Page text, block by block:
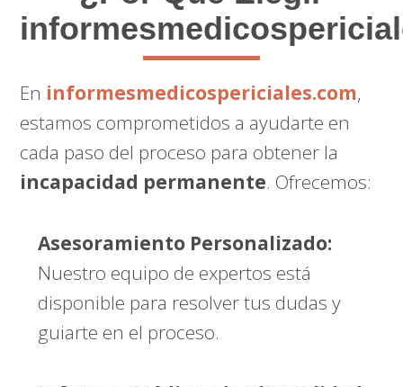
En informesmedicospericiales.com,
estamos comprometidos a ayudarte en
cada paso del proceso para obtener la
incapacidad permanente. Ofrecemos:
Asesoramiento Personalizado:
Nuestro equipo de expertos está
disponible para resolver tus dudas y
guiarte en el proceso.